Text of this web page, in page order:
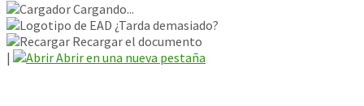
Cargando...
¿Tarda demasiado?
Recargar el documento
|
Abrir en una nueva pestaña